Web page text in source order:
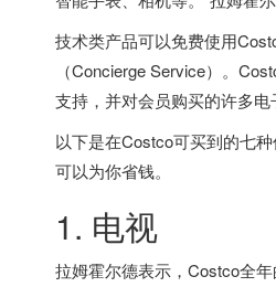
技术类产品可以免费使用
（Concierge Service）。
支持，并对会员购买的许多电
以下是在Costco可买到的七
可以为你省钱。
1. 电视
拉姆霍尔德表示，Costco全